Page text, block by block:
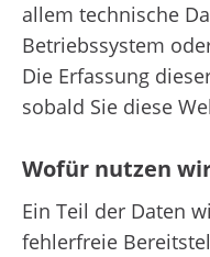
allem technische
Betriebssystem
Die Erfassung
sobald Sie diese
Wofür nutzen
Ein Teil der Daten
fehlerfreie